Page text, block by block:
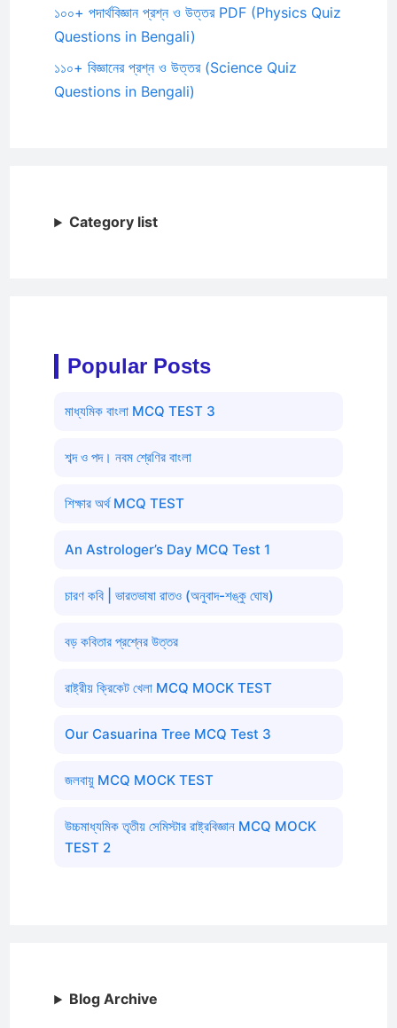
১০০+ পদার্থবিজ্ঞান প্রশ্ন ও উত্তর PDF (Physics Quiz
Questions in Bengali)
১১০+ বিজ্ঞানের প্রশ্ন ও উত্তর (Science Quiz
Questions in Bengali)
Category list
Popular Posts
মাধ্যমিক বাংলা MCQ TEST 3
শব্দ ও পদ। নবম শ্রেণির বাংলা
শিক্ষার অর্থ MCQ TEST
An Astrologer’s Day MCQ Test 1
চারণ কবি | ভারতভাষা রাতও (অনুবাদ-শঙ্কু ঘোষ)
বড় কবিতার প্রশ্নের উত্তর
রাষ্ট্রীয় ক্রিকেট খেলা MCQ MOCK TEST
Our Casuarina Tree MCQ Test 3
জলবায়ু MCQ MOCK TEST
উচ্চমাধ্যমিক তৃতীয় সেমিস্টার রাষ্ট্রবিজ্ঞান MCQ MOCK
TEST 2
Blog Archive